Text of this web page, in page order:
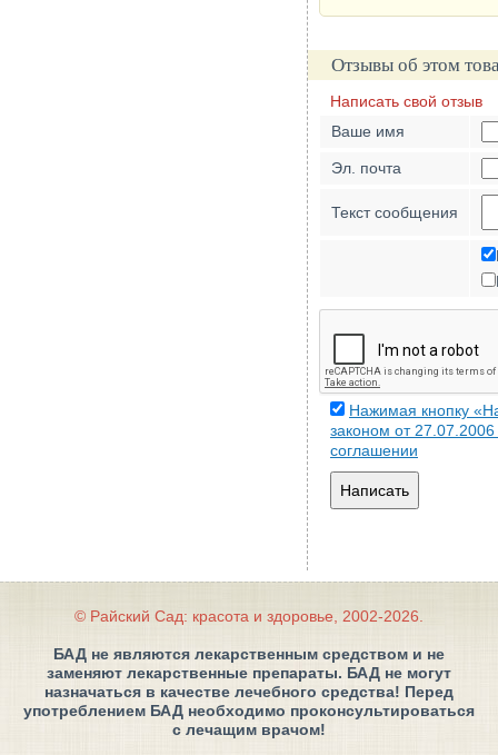
Отзывы об этом
Написать свой отзыв
Ваше имя
Эл. почта
Текст сообщения
Нажимая кнопку
законом от
соглашении
Написать
© Райский Сад: красота и здоровье, 2002-2026.
БАД не являются лекарственным средством и не
заменяют лекарственные препараты. БАД не могут
назначаться в качестве лечебного средства! Перед
употреблением БАД необходимо проконсультироваться
с лечащим врачом!